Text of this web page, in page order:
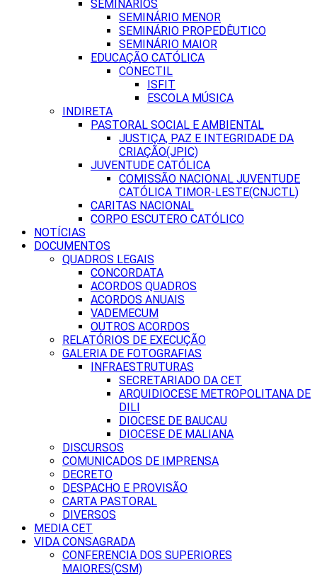
SEMINÁRIOS
SEMINÁRIO MENOR
SEMINÁRIO PROPEDÊUTICO
SEMINÁRIO MAIOR
EDUCAÇÃO CATÓLICA
CONECTIL
ISFIT
ESCOLA MÚSICA
INDIRETA
PASTORAL SOCIAL E AMBIENTAL
JUSTIÇA, PAZ E INTEGRIDADE DA
CRIAÇÃO(JPIC)
JUVENTUDE CATÓLICA
COMISSÃO NACIONAL JUVENTUDE
CATÓLICA TIMOR-LESTE(CNJCTL)
CARITAS NACIONAL
CORPO ESCUTERO CATÓLICO
NOTÍCIAS
DOCUMENTOS
QUADROS LEGAIS
CONCORDATA
ACORDOS QUADROS
ACORDOS ANUAIS
VADEMECUM
OUTROS ACORDOS
RELATÓRIOS DE EXECUÇÃO
GALERIA DE FOTOGRAFIAS
INFRAESTRUTURAS
SECRETARIADO DA CET
ARQUIDIOCESE METROPOLITANA DE
DILI
DIOCESE DE BAUCAU
DIOCESE DE MALIANA
DISCURSOS
COMUNICADOS DE IMPRENSA
DECRETO
DESPACHO E PROVISÃO
CARTA PASTORAL
DIVERSOS
MEDIA CET
VIDA CONSAGRADA
CONFERENCIA DOS SUPERIORES
MAIORES(CSM)